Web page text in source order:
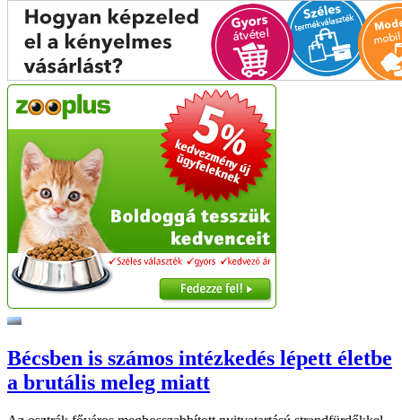
Bécsben is számos intézkedés lépett életbe
a brutális meleg miatt